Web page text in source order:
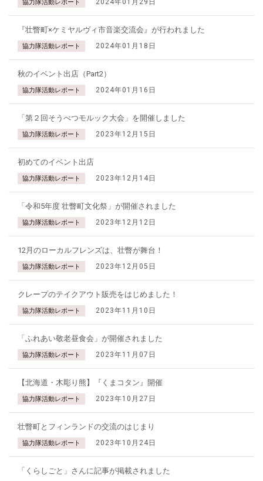
協力隊活動レポート 2024年01月29日
『壮瞥町×ケミヤルヴィ市音楽交流会』が行われました
協力隊活動レポート 2024年01月18日
秋のイベント出店（Part2）
協力隊活動レポート 2024年01月16日
「第２回そうべつモルック大会」を開催しました
協力隊活動レポート 2023年12月15日
初めてのイベント出店
協力隊活動レポート 2023年12月14日
「令和5年度 壮瞥町文化祭」が開催されました
協力隊活動レポート 2023年12月12日
12月のローカルフレンズは、壮瞥が舞台！
協力隊活動レポート 2023年12月05日
クレープのテイクアウト販売をはじめました！
協力隊活動レポート 2023年11月10日
「ふれあい敬老昼食会」が開催されました
協力隊活動レポート 2023年11月07日
【北海道・木彫り熊】『くまコタン』開催
協力隊活動レポート 2023年10月27日
壮瞥町とフィンランドの交流のはじまり
協力隊活動レポート 2023年10月24日
「くらしごと」さんに記事が掲載されました